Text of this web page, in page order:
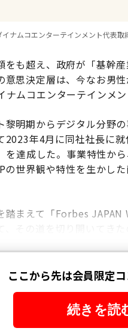
ナムコエンターテインメント代表取
をも超え、政府が「基幹
意思決定層は、今なお男
ナムコエンターテインメ
黎明期からデジタル分野
2023年4月に同社社長に
を達成した。事業特性か
の世界観や特性を生かし
踏まえて「Forbes